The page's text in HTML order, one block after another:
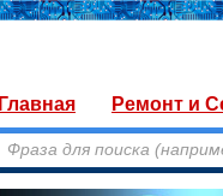
Главная Ремонт и